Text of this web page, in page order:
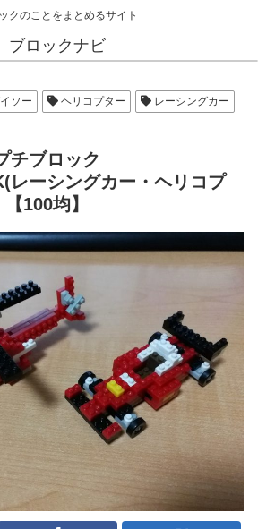
クのことをまとめるサイト
ブロックナビ
ソー ヘリコプター レーシングカー
チブロック
レーシングカー・ヘリコプ
100均】